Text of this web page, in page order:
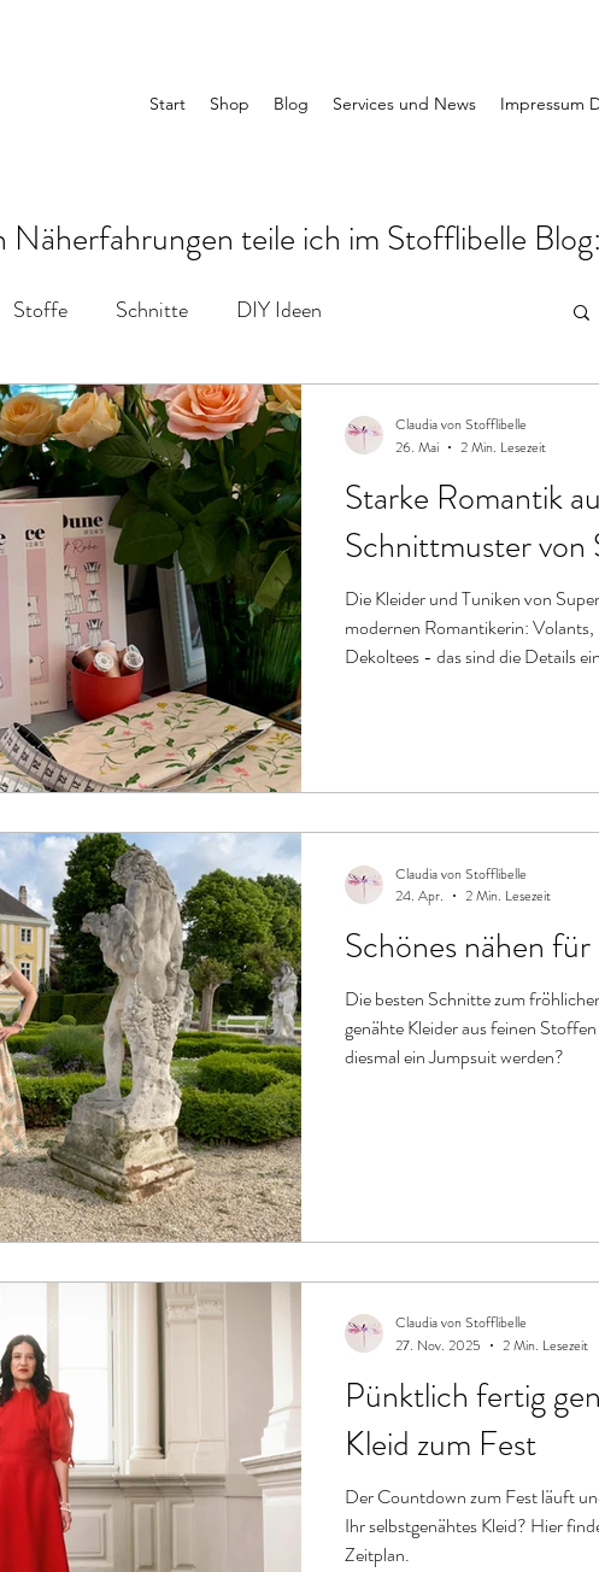
Start Shop Blog Services und News Impressum
Näherfahrungen teile ich im Stofflibelle Blog:
Stoffe Schnitte DIY Ideen
Starke Romantik
Schnittmuster von
Die Kleider und Tuniken von
modernen Romantikerin:
Dekoltees - das sind die Details
Claudia von Stofflibelle
26. Mai
2 Min. Lesezeit
Schönes nähen
Die besten Schnitte zum fröhlichen Feiern: Perfekt
genähte Kleider aus feinen
diesmal ein Jumpsuit werden?
Claudia von Stofflibelle
24. Apr.
2 Min. Lesezeit
Pünktlich fertig
Kleid zum Fest
Der Countdown zum Fest läuft
Ihr selbstgenähtes Kleid? Hier
Zeitplan.
Claudia von Stofflibelle
27. Nov. 2025
2 Min. Lesezeit